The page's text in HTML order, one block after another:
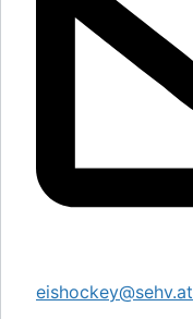
eishockey@sehv.at